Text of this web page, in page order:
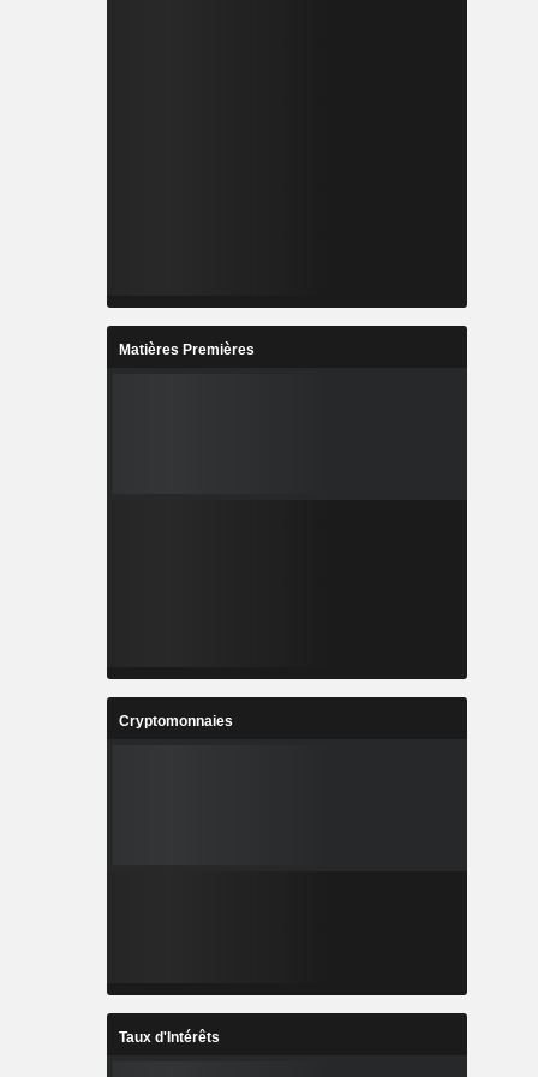
Matières Premières
Cryptomonnaies
Taux d'Intérêts